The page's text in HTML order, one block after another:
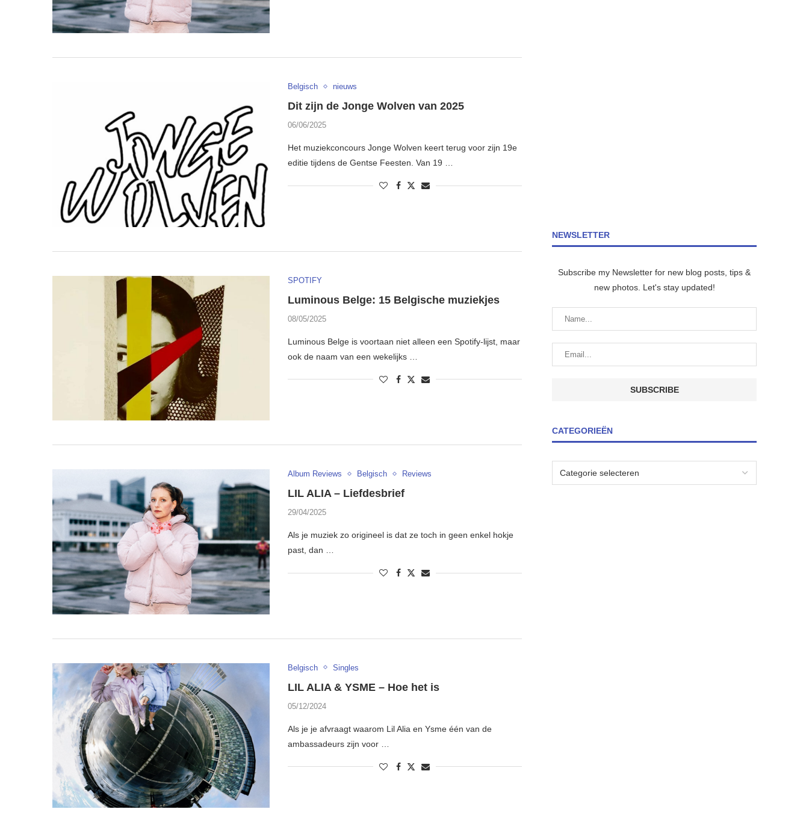
Belgisch nieuws
Dit zijn de Jonge Wolven van 2025
06/06/2025
Het muziekconcours Jonge Wolven keert terug voor zijn 19e
editie tijdens de Gentse Feesten. Van 19 …
SPOTIFY
Luminous Belge: 15 Belgische muziekjes
08/05/2025
Luminous Belge is voortaan niet alleen een Spotify-lijst, maar
ook de naam van een wekelijks …
Album Reviews Belgisch Reviews
LIL ALIA – Liefdesbrief
29/04/2025
Als je muziek zo origineel is dat ze toch in geen enkel hokje
past, dan …
Belgisch Singles
LIL ALIA & YSME – Hoe het is
05/12/2024
Als je je afvraagt waarom Lil Alia en Ysme één van de
ambassadeurs zijn voor …
NEWSLETTER
Subscribe my Newsletter for new blog posts, tips &
new photos. Let's stay updated!
CATEGORIEËN